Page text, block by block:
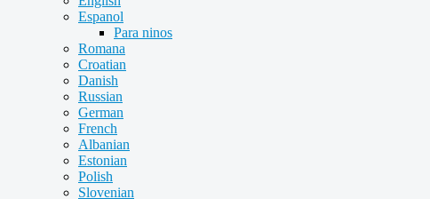
Espanol
Para ninos
Romana
Croatian
Danish
Russian
German
French
Albanian
Estonian
Polish
Slovenian